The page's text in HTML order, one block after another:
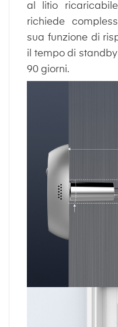
al litio
richiede
sua funzione di
il tempo di
90 giorni.